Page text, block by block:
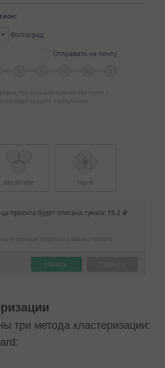
три метода кластеризации: